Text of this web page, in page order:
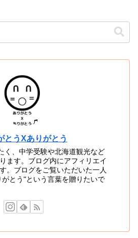
とうXありがとう
く、中学受験や北海道観光など
ます。ブログ内にアフィリエイ
。ブログをご覧いただいた一人
とう"という言葉を贈りたいで